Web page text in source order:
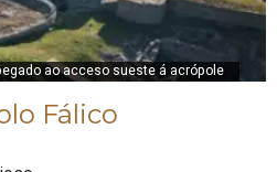
ao acceso sueste á acrópole
Fálico